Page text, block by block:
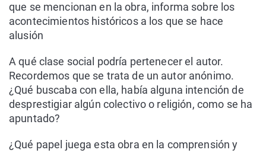
que se mencionan en la obra, informa sobre los
acontecimientos históricos a los que se hace
alusión
A qué clase social podría pertenecer el autor.
Recordemos que se trata de un autor anónimo.
¿Qué buscaba con ella, había alguna intención de
desprestigiar algún colectivo o religión, como se ha
apuntado?
¿Qué papel juega esta obra en la comprensión y